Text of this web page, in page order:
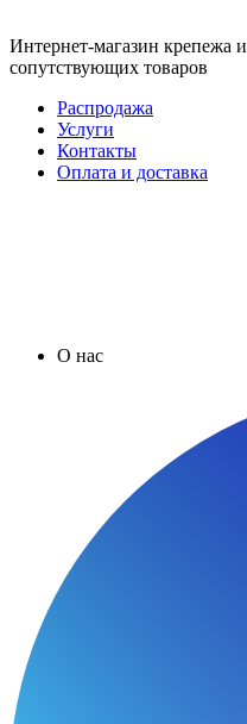
Интернет-магазин крепежа и
сопутствующих товаров
Распродажа
Услуги
Контакты
Оплата и доставка
О нас